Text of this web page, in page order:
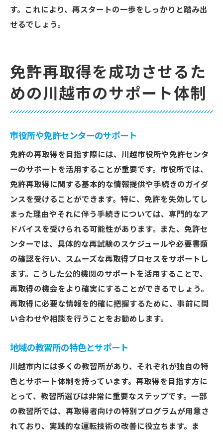
す。これにより、再スタートの一歩をしっかりと踏み出
せるでしょう。
免許再取得を成功させるた
めの川越市のサポート体制
市役所や免許センターのサポート
免許の再取得を目指す際には、川越市役所や免許センタ
ーのサポートを活用することが重要です。市役所では、
免許再取得に関する基本的な情報提供や手続きのガイダ
ンスを受けることができます。特に、免許を失効してし
まった理由やそれに伴う手続きについては、専門的なア
ドバイスを受けられる可能性があります。また、免許セ
ンターでは、具体的な再試験のスケジュールや必要書類
の確認を行い、スムーズな再取得プロセスをサポートし
ます。こうした公的機関のサポートを活用することで、
再取得の機会をより確実にすることができるでしょう。
再取得に必要な情報を的確に把握するために、事前に問
い合わせや相談を行うことをお勧めします。
地域の教習所の特色とサポート
川越市内には多くの教習所があり、それぞれが独自の特
色とサポート体制を持っています。再取得を目指す方に
とって、教習所選びは非常に重要なステップです。一部
の教習所では、再取得者向けの特別プログラムが用意さ
れており、実践的な運転技術の改善に役立ちます。ま